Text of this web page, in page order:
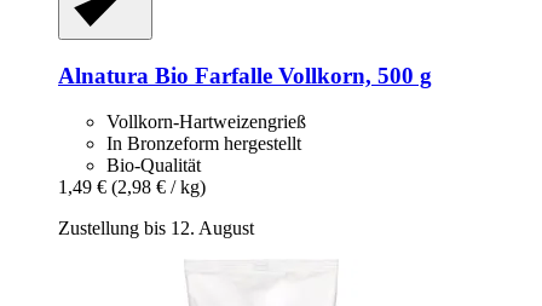
Alnatura Bio Farfalle Vollkorn, 500 g
Vollkorn-Hartweizengrieß
In Bronzeform hergestellt
Bio-Qualität
1,49 € (2,98 € / kg)
Zustellung bis 12. August